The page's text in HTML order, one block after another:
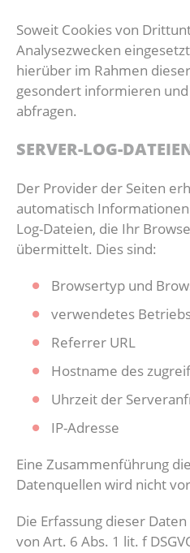
Soweit Cookies von
Analysezwecken
hierüber im Rahmen
gesondert informieren
abfragen.
SERVER-LOG-
Der Provider der Seiten
automatisch
Log-Dateien, die Ihr
übermittelt. Dies sind:
Browsertyp und
verwendetes
Referrer URL
Hostname des
Uhrzeit der
IP-Adresse
Eine Zusammenführung
Datenquellen wird nicht
Die Erfassung dieser
von Art. 6 Abs. 1 lit. f